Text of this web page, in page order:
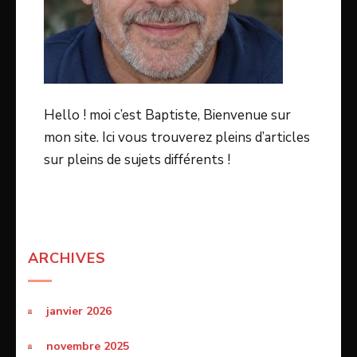
Hello ! moi c’est Baptiste, Bienvenue sur
mon site. Ici vous trouverez pleins d’articles
sur pleins de sujets différents !
ARCHIVES
janvier 2026
novembre 2025